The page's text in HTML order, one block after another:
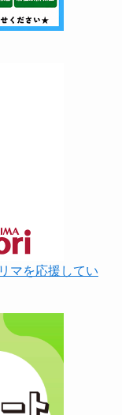
マを応援してい